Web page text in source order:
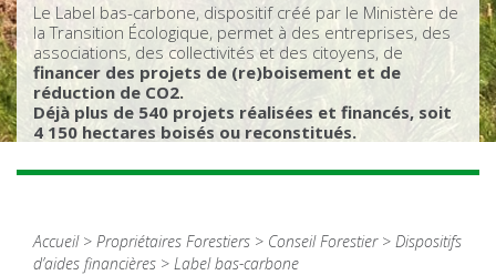
Le Label bas-carbone, dispositif créé par le Ministère de
la Transition Écologique, permet à des entreprises, des
associations, des collectivités et des citoyens, de
financer des projets de (re)boisement et de
réduction de CO2.
Déjà plus de 540 projets réalisées et financés, soit
4 150 hectares boisés ou reconstitués.
Accueil> Propriétaires Forestiers > Conseil Forestier> Dispositifs
d’aides financières > Label bas-carbone